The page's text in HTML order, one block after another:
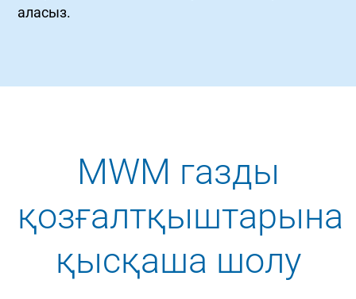
аласыз.
MWM газды
қозғалтқыштарына
қысқаша шолу